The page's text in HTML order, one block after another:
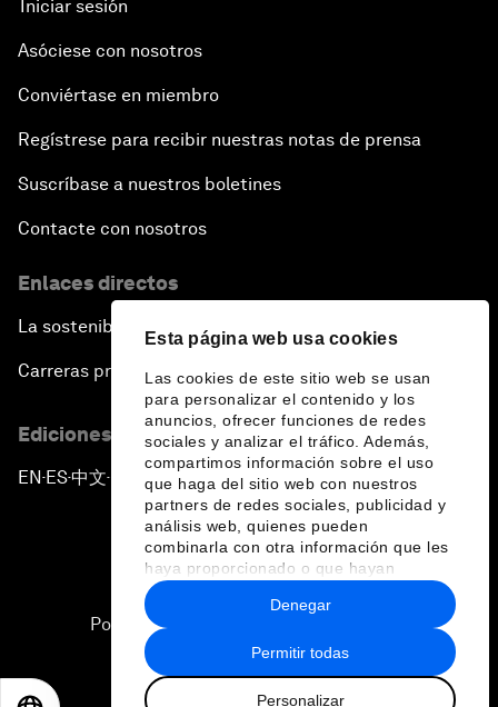
Esta página web usa cookies
Las cookies de este sitio web se usan
para personalizar el contenido y los
anuncios, ofrecer funciones de redes
sociales y analizar el tráfico. Además,
compartimos información sobre el uso
que haga del sitio web con nuestros
partners de redes sociales, publicidad y
análisis web, quienes pueden
combinarla con otra información que les
haya proporcionado o que hayan
recopilado a partir del uso que haya
hecho de sus servicios.
Permitir todas
Personalizar
Denegar
Iniciar sesión
Asóciese con nosotros
Conviértase en miembro
Regístrese para recibir nuestras notas de prensa
Suscríbase a nuestros boletines
Contacte con nosotros
Enlaces directos
La sostenibilidad en el Foro
Carreras profesionales
Ediciones en otros idiomas
EN ▪ES▪中文▪ 日本語
Política de privacidad y normas de uso
Sitemap